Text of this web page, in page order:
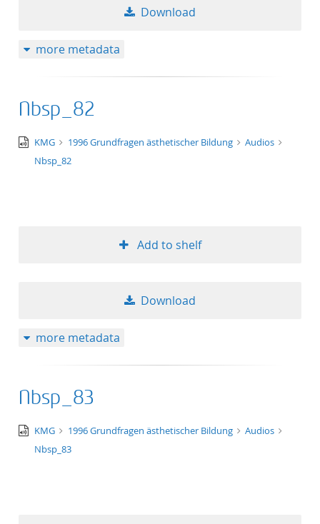
Download
more metadata
Nbsp_82
audio/x-
wav
KMG 1996 Grundfragen ästhetischer Bildung
Audios
Nbsp_82
Add to shelf
Download
more metadata
Nbsp_83
audio/x-
wav
KMG 1996 Grundfragen ästhetischer Bildung
Audios
Nbsp_83